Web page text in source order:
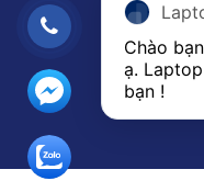
Chào
ạ.
bạn !